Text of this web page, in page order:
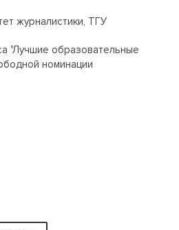
журналистики, ТГУ
"Лучшие образовательные
номинации